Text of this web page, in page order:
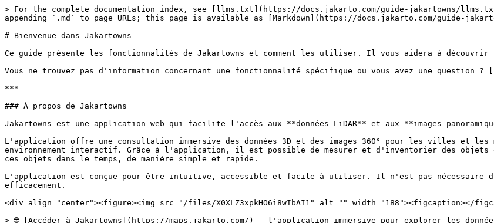
> For the complete documentation index, see [llms.txt](https://docs.jakarto.com/guide-jakartowns/
appending `.md` to page URLs; this page is available as [Markdown](https://docs.jakarto.com/guide-
# Bienvenue dans Jakartowns
Ce guide présente les fonctionnalités de Jakartowns et comment les utiliser. Il vous aidera à
Vous ne trouvez pas d'information concernant une fonctionnalité spécifique ou vous avez une question ?
***
### À propos de Jakartowns
Jakartowns est une application web qui facilite l'accès aux **données LiDAR** et aux **images
L'application offre une consultation immersive des données 3D et des images 360° pour les villes et
environnement interactif. Grâce à l'application, il est possible de mesurer et d'inventorier des
ces objets dans le temps, de manière simple et rapide.
L'application est conçue pour être intuitive, accessible et facile à utiliser. Il n'est pas nécessaire
efficacement.
<div align="center"><figure><img src="/files/X0XLZ3xpkHO6i8wIbAI1" alt="" width="188"><figcaption></
> 🌐 [Accéder à Jakartowns](https://maps.jakarto.com/) — l'application immersive pour explorer les